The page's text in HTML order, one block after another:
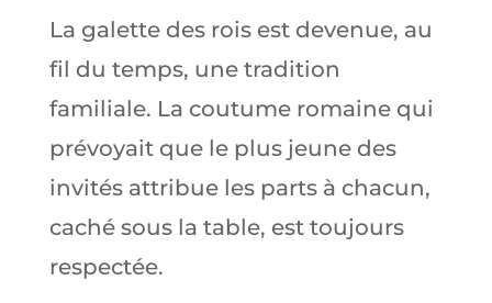
La galette des rois est devenue, au
fil du temps, une tradition
familiale. La coutume romaine qui
prévoyait que le plus jeune des
invités attribue les parts à chacun,
caché sous la table, est toujours
respectée.